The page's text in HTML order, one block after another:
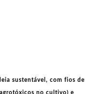
sustentável, com fios de
no cultivo) e